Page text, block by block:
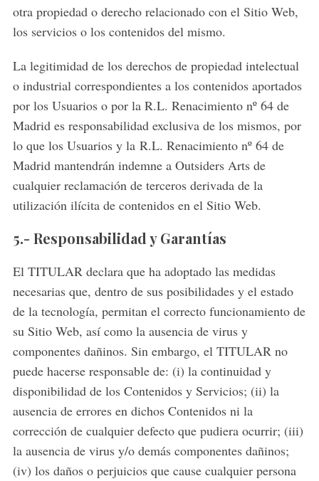
otra propiedad o derecho relacionado con el Sitio Web,
los servicios o los contenidos del mismo.
La legitimidad de los derechos de propiedad intelectual
o industrial correspondientes a los contenidos aportados
por los Usuarios o por la R.L. Renacimiento nº 64 de
Madrid es responsabilidad exclusiva de los mismos, por
lo que los Usuarios y la R.L. Renacimiento nº 64 de
Madrid mantendrán indemne a Outsiders Arts de
cualquier reclamación de terceros derivada de la
utilización ilícita de contenidos en el Sitio Web.
5.- Responsabilidad y Garantías
El TITULAR declara que ha adoptado las medidas
necesarias que, dentro de sus posibilidades y el estado
de la tecnología, permitan el correcto funcionamiento de
su Sitio Web, así como la ausencia de virus y
componentes dañinos. Sin embargo, el TITULAR no
puede hacerse responsable de: (i) la continuidad y
disponibilidad de los Contenidos y Servicios; (ii) la
ausencia de errores en dichos Contenidos ni la
corrección de cualquier defecto que pudiera ocurrir; (iii)
la ausencia de virus y/o demás componentes dañinos;
(iv) los daños o perjuicios que cause cualquier persona